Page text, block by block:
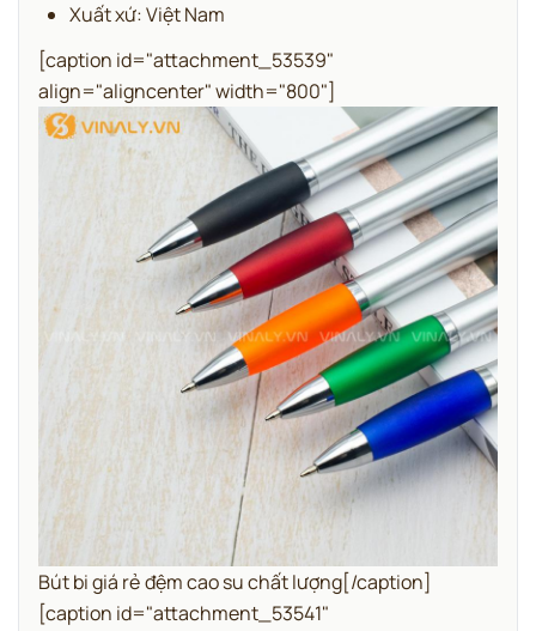
Xuất xứ: Việt Nam
[caption id="attachment_53539"
align="aligncenter" width="800"]
Bút bi giá rẻ đệm cao su chất lượng[/caption]
[caption id="attachment_53541"